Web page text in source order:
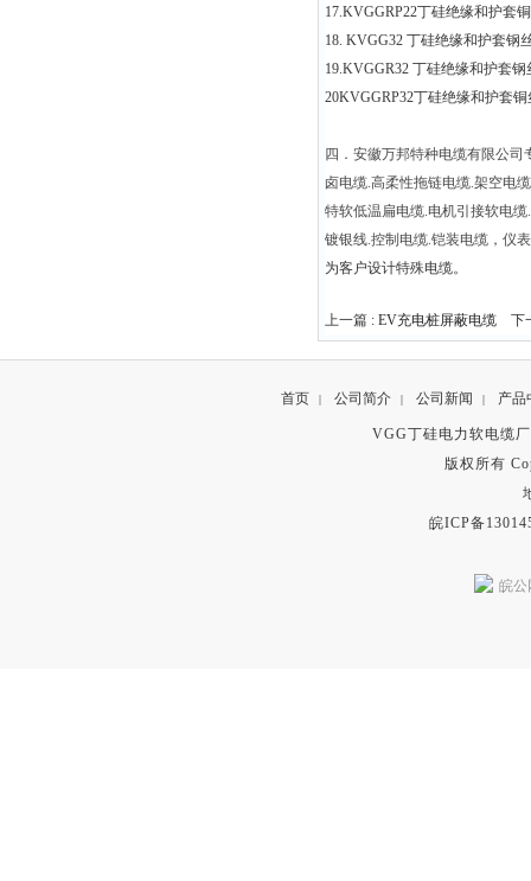
17.KVGGRP22丁硅绝缘和护套
18. KVGG32 丁硅绝缘和护套钢
19.KVGGR32 丁硅绝缘和护套
20KVGGRP32丁硅绝缘和护套
四．安徽万邦特种电缆有限公
卤电缆.高柔性拖链电缆.架空电缆
特软低温扁电缆.电机引接软电缆.
镀银线.控制电缆.铠装电缆，仪
为客户设计特殊电缆。
上一篇 : EV充电桩屏蔽电缆 下
首页 | 公司简介 | 公司新闻 | 产品
VGG丁硅电力软电缆
版权所有
皖ICP备
皖公